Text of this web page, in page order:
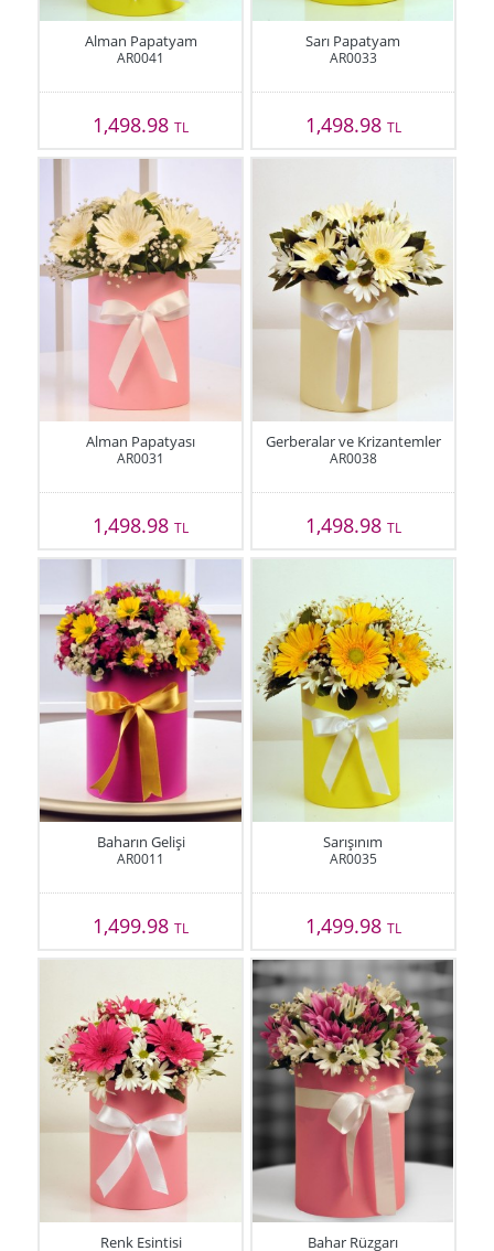
Alman Papatyam
AR0041
1,498.98TL
Sarı Papatyam
AR0033
1,498.98 TL
Alman Papatyası
AR0031
1,498.98TL
Gerberalar ve Krizantemler
AR0038
1,498.98 TL
Baharın Gelişi
AR0011
1,499.98TL
Sarışınım
AR0035
1,499.98 TL
Renk Esintisi Bahar Rüzgarı